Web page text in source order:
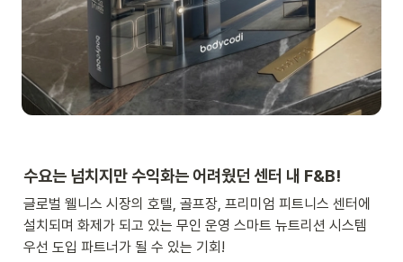
수요는 넘치지만 수익화는 어려웠던 센터 내 F&B!
글로벌 웰니스 시장의 호텔, 골프장, 프리미엄 피트니스 센터에
설치되며 화제가 되고 있는 무인 운영 스마트 뉴트리션 시스템
우선 도입 파트너가 될 수 있는 기회!